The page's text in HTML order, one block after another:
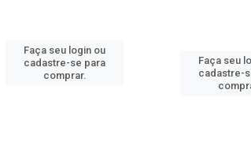
Faça seu login ou
cadastre-se para
comprar.
Faça seu
cadastre-